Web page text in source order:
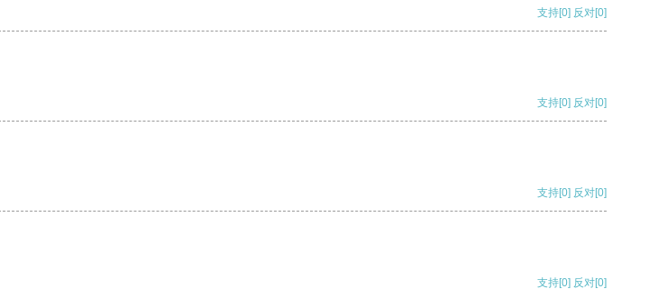
支持[0] 反对[0]
支持[0] 反对[0]
支持[0] 反对[0]
支持[0] 反对[0]